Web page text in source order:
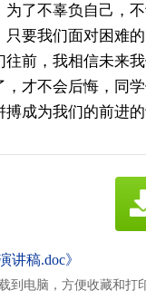
为了不辜负自己，
只要我们面对困难
往前，我相信未来
，才不会后悔，同
成为我们的前进的
讲稿.doc》
到电脑，方便收藏和打